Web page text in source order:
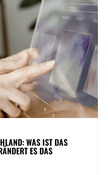
WAS IST DAS
ES DAS